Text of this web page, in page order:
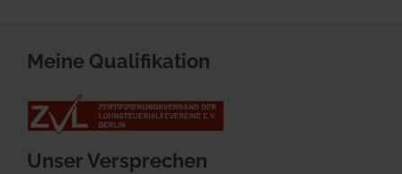
Meine Qualifikation
Unser Versprechen